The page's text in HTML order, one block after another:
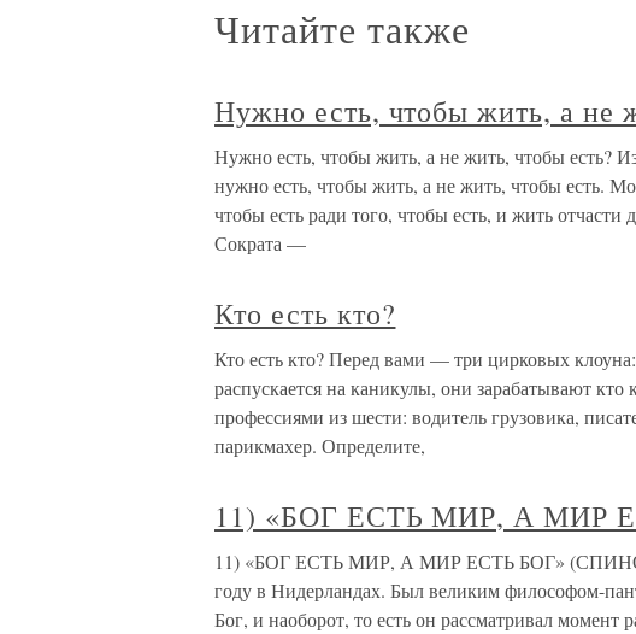
Читайте также
Нужно есть, чтобы жить, а не
Нужно есть, чтобы жить, а не жить, чтобы есть?
нужно есть, чтобы жить, а не жить, чтобы есть.
чтобы есть ради того, чтобы есть, и жить
Сократа —
Кто есть кто?
Кто есть кто? Перед вами — три цирковых
распускается на каникулы, они зарабатывают
профессиями из шести: водитель грузовика,
парикмахер. Определите,
11) «БОГ ЕСТЬ МИР, А МИР
11) «БОГ ЕСТЬ МИР, А МИР ЕСТЬ БОГ»
году в Нидерландах. Был великим философом-
Бог, и наоборот, то есть он рассматривал момент